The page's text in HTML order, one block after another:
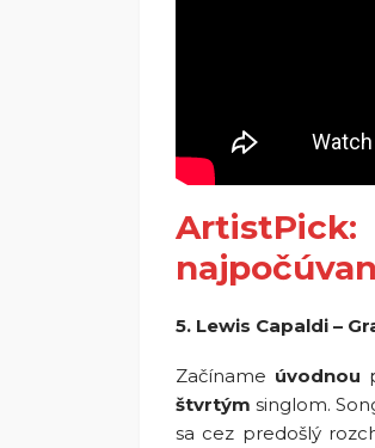
5. Lewis Capaldi –
Začíname úvodnou
štvrtým singlom.
sa cez predošlý